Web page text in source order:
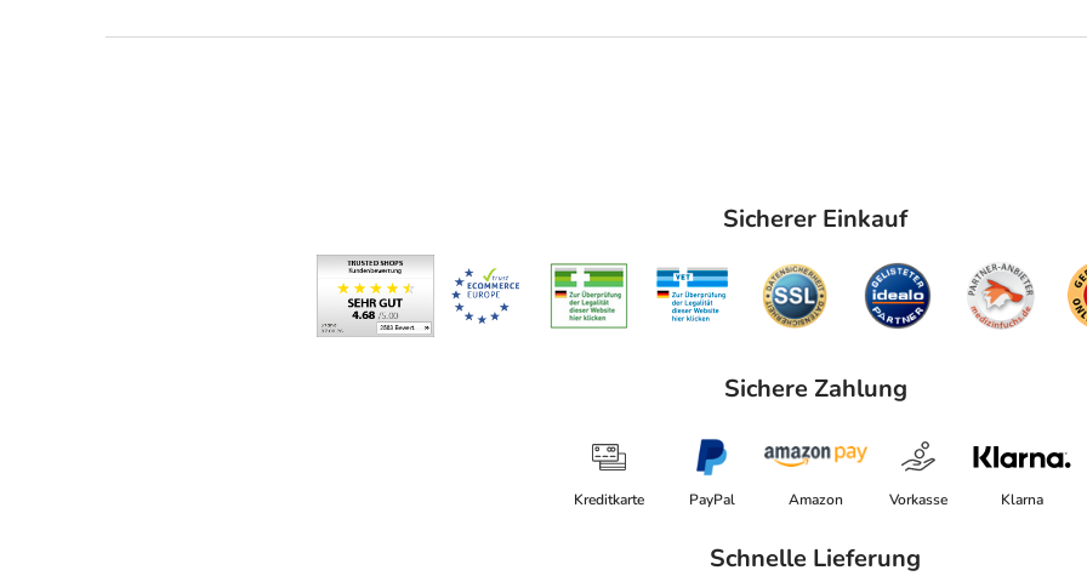
Sicherer Einkauf
Sichere Zahlung
Kreditkarte PayPal Amazon Vorkasse Klarna
Schnelle Lieferung